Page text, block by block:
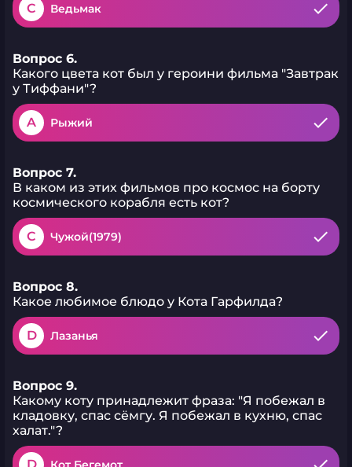
C Ведьмак
Вопрос 6.
Какого цвета кот был у героини фильма "Завтрак
у Тиффани"?
A Рыжий
Вопрос 7.
В каком из этих фильмов про космос на борту
космического корабля есть кот?
C Чужой(1979)
Вопрос 8.
Какое любимое блюдо у Кота Гарфилда?
D Лазанья
Вопрос 9.
Какому коту принадлежит фраза: "Я побежал в
кладовку, спас сёмгу. Я побежал в кухню, спас
халат."?